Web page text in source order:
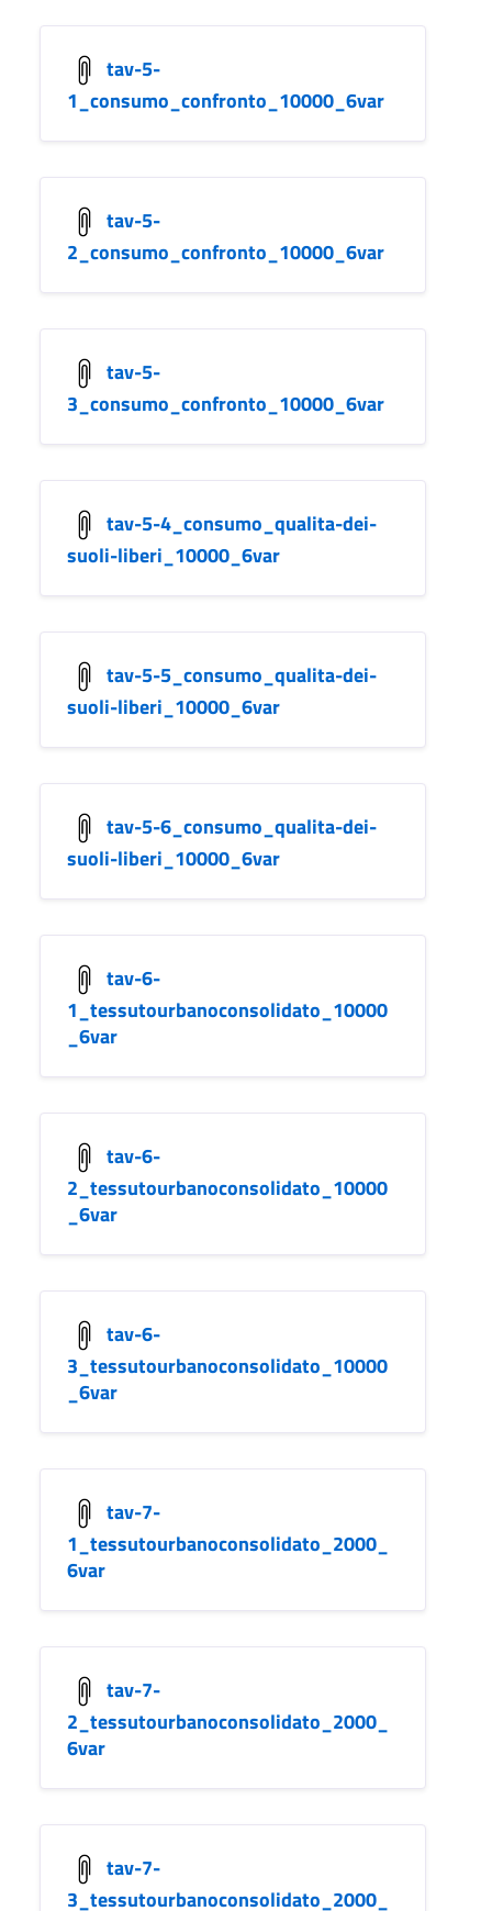
tav-5-
1_consumo_confronto_10000_6var
tav-5-
2_consumo_confronto_10000_6var
tav-5-
3_consumo_confronto_10000_6var
tav-5-4_consumo_qualita-dei-
suoli-liberi_10000_6var
tav-5-5_consumo_qualita-dei-
suoli-liberi_10000_6var
tav-5-6_consumo_qualita-dei-
suoli-liberi_10000_6var
tav-6-
1_tessutourbanoconsolidato_10000
_6var
tav-6-
2_tessutourbanoconsolidato_10000
_6var
tav-6-
3_tessutourbanoconsolidato_10000
_6var
tav-7-
1_tessutourbanoconsolidato_2000_
6var
tav-7-
2_tessutourbanoconsolidato_2000_
6var
tav-7-
3_tessutourbanoconsolidato_2000_